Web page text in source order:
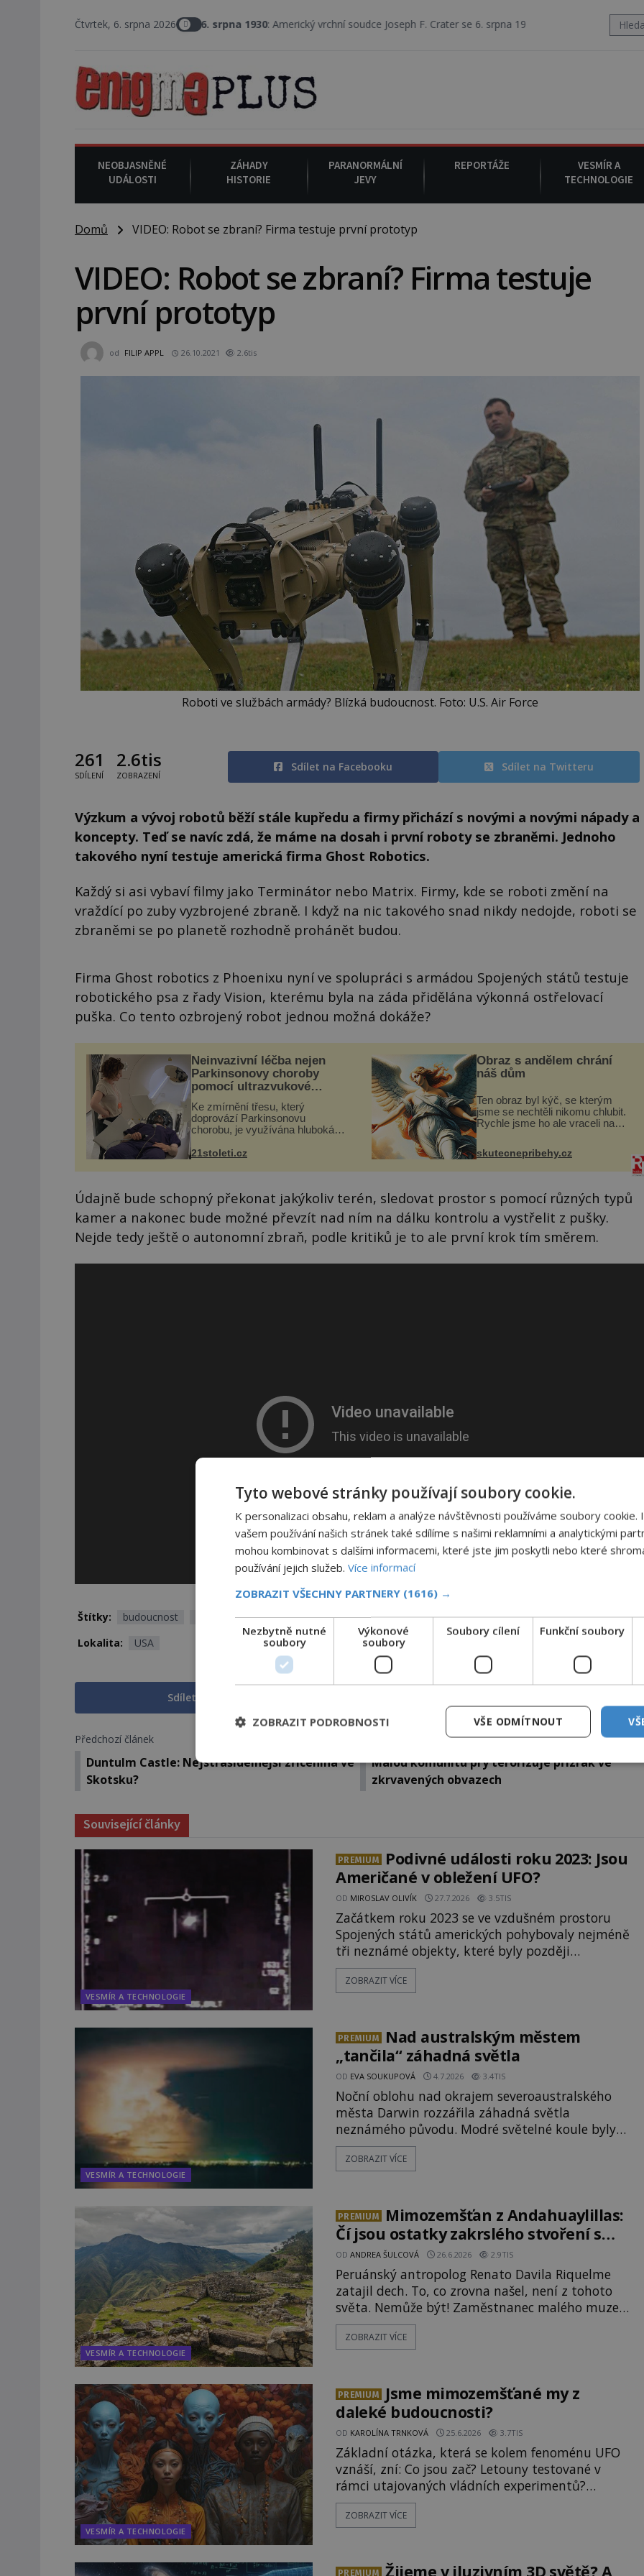
Čtvrtek, 6. srpna 2026
6. srpna 1930 : Americký vrchní soudce Joseph F. Crater se 6. srpna 1930 navečeří ve své oblíbené
NEOBJASNĚNÉ
UDÁLOSTI
ZÁHADY
HISTORIE
PARANORMÁLNÍ
JEVY
REPORTÁŽE
VESMÍR A
TECHNOLOGIE
Domů VIDEO: Robot se zbraní? Firma testuje první prototyp
VIDEO: Robot se zbraní? Firma testuje
první prototyp
od FILIP APPL 26.10.2021 2.6tis
Roboti ve službách armády? Blízká budoucnost. Foto: U.S. Air Force
261
SDÍLENÍ
2.6tis
ZOBRAZENÍ
Sdílet na Facebooku Sdílet na Twitteru
Výzkum a vývoj robotů běží stále kupředu a firmy přichází s novými a novými nápady a
koncepty. Teď se navíc zdá, že máme na dosah i první roboty se zbraněmi. Jednoho
takového nyní testuje americká firma Ghost Robotics.
Každý si asi vybaví filmy jako Terminátor nebo Matrix. Firmy, kde se roboti změní na
vraždící po zuby vyzbrojené zbraně. I když na nic takového snad nikdy nedojde, roboti se
zbraněmi se po planetě rozhodně prohánět budou.
Firma Ghost robotics z Phoenixu nyní ve spolupráci s armádou Spojených států testuje
robotického psa z řady Vision, kterému byla na záda přidělána výkonná ostřelovací
puška. Co tento ozbrojený robot jednou možná dokáže?
Neinvazivní léčba nejen
Parkinsonovy choroby
pomocí ultrazvukové
Ke zmírnění třesu, který
doprovází Parkinsonovu
chorobu, je využívána hluboká
vyžaduje vysoce invazivní
vhodný k dostatečně přesnému
21stoleti.cz
Obraz s andělem chrání
náš dům
Ten obraz byl kýč, se kterým
jsme se nechtěli nikomu chlubit.
Rychle jsme ho ale vraceli na
domek na severu Čech, kde
jsme si naplánova...
skutecnepribehy.cz
Údajně bude schopný překonat jakýkoliv terén, sledovat prostor s pomocí různých typů
kamer a nakonec bude možné převzít nad ním na dálku kontrolu a vystřelit z pušky.
Nejde tedy ještě o autonomní zbraň, podle kritiků je to ale první krok tím směrem.
Štítky: budoucnost
zbraně
Lokalita:
USA
Sdílet na Facebooku
Předchozí článek
Duntulm Castle: Nejstrašidelnější zřícenina ve
Skotsku?
Malou komunitu prý terorizuje přízrak ve
zkrvavených obvazech
Související články
VESMÍR A TECHNOLOGIE
PREMIUM
Podivné události roku 2023: Jsou
Američané v obležení UFO?
OD MIROSLAV OLIVÍK 27.7.2026 3.5TIS
Začátkem roku 2023 se ve vzdušném prostoru
Spojených států amerických pohybovaly nejméně
tři neznámé objekty, které byly později
sestřeleny. Do dnešních dnů nebyly trosky těchto
létajících těles objeveny. Je možné, že šlo o nějaké
2023 vydává
ZOBRAZIT VÍCE
VESMÍR A TECHNOLOGIE
PREMIUM
Nad australským městem
„tančila“ záhadná světla
OD EVA SOUKUPOVÁ 4.7.2026 3.4TIS
Noční oblohu nad okrajem severoaustralského
města Darwin rozzářila záhadná světla
neznámého původu. Modré světelné koule byly
viditelné nejméně dvacet minut, během nichž se
opakovaně objevovaly a zase mizely. Svědek,
Záhadný záznam okamžitě rozpoutal deb
ZOBRAZIT VÍCE
VESMÍR A TECHNOLOGIE
PREMIUM
Mimozemšťan z Andahuaylillas:
Čí jsou ostatky zakrslého stvoření s
ohromnou lebkou?
ODANDREA ŠULCOVÁ 26.6.2026 2.9TIS
Peruánský antropolog Renato Davila Riquelme
zatajil dech. To, co zrovna našel, není z tohoto
světa. Nemůže být! Zaměstnanec malého muzea
v peruánském městečku Andahuaylillas nedaleko
legendárního Cuzca pomalu sestupuje z posvátné
nad nálezem kroutí hlavou. Už na
ZOBRAZIT VÍCE
VESMÍR A TECHNOLOGIE
PREMIUM
Jsme mimozemšťané my z
daleké budoucnosti?
OD KAROLÍNA TRNKOVÁ 25.6.2026 3.7TIS
Základní otázka, která se kolem fenoménu UFO
vznáší, zní: Co jsou zač? Letouny testované v
rámci utajovaných vládních experimentů?
Mimozemské vesmírné lodě plnící na Zemi nám
neznámý úkol? Skokani mezi dimenzemi, putující
diskutují vědci, ufologo
ZOBRAZIT VÍCE
PREMIUM Žijeme v iluzivním 3D světě? A
Tyto webové stránky používají soubory cookie.
K personalizaci obsahu, reklam a analýze návštěvnosti používáme soubory cookie.
vašem používání našich stránek také sdílíme s našimi reklamními a analytickými
mohou kombinovat s dalšími informacemi, které jste jim poskytli nebo které
používání jejich služeb. Více informací
ZOBRAZIT VŠECHNY PARTNERY (1616) →
Nezbytně nutné
soubory
Výkonové
soubory
Soubory cílení Funkční soubory
VŠE ODMÍTNOUT
ZOBRAZIT PODROBNOSTI